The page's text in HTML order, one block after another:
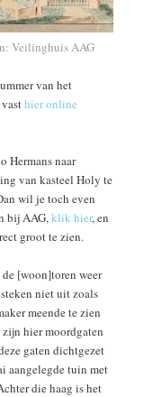
Veilinghuis AAG
van het
vasthier online
Hermans naar
van kasteel Holy te
wil je toch even
bij AAG,klik hier, en
groot te zien.
[woon]toren weer
niet uit zoals
meende te zien
hier moordgaten
gaten dichtgezet
aangelegde tuin met
die haag is het